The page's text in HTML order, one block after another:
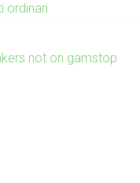
ordinari
not on gamstop